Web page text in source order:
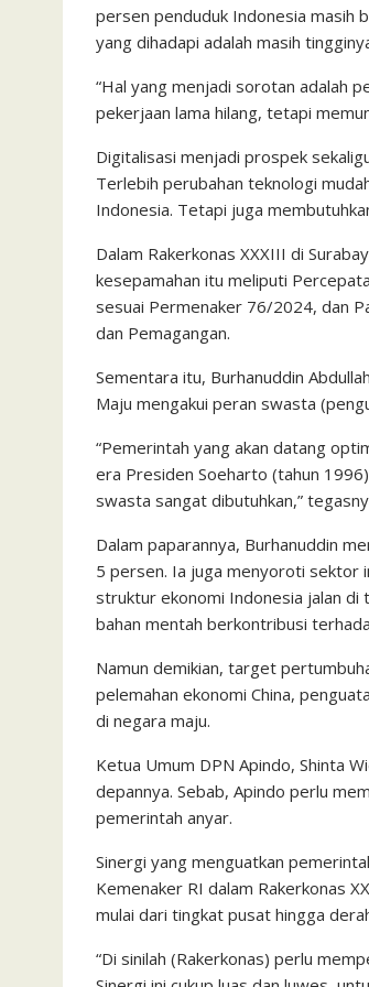
persen penduduk Indonesia masih
yang dihadapi adalah masih
“Hal yang menjadi sorotan adalah
pekerjaan lama hilang, tetapi
Digitalisasi menjadi prospek
Terlebih perubahan teknologi
Indonesia. Tetapi juga
Dalam Rakerkonas XXXIII di
kesepamahan itu meliputi
sesuai Permenaker 76/2024, dan
dan Pemagangan.
Sementara itu, Burhanuddin
Maju mengakui peran swasta
“Pemerintah yang akan datang
era Presiden Soeharto (tahun
swasta sangat dibutuhkan,”
Dalam paparannya, Burhanuddin
5 persen. Ia juga menyoroti sektor
struktur ekonomi Indonesia jalan
bahan mentah berkontribusi
Namun demikian, target
pelemahan ekonomi China,
di negara maju.
Ketua Umum DPN Apindo, Shinta
depannya. Sebab, Apindo perlu
pemerintah anyar.
Sinergi yang menguatkan
Kemenaker RI dalam Rakerkonas
mulai dari tingkat pusat hingga
“Di sinilah (Rakerkonas) perlu